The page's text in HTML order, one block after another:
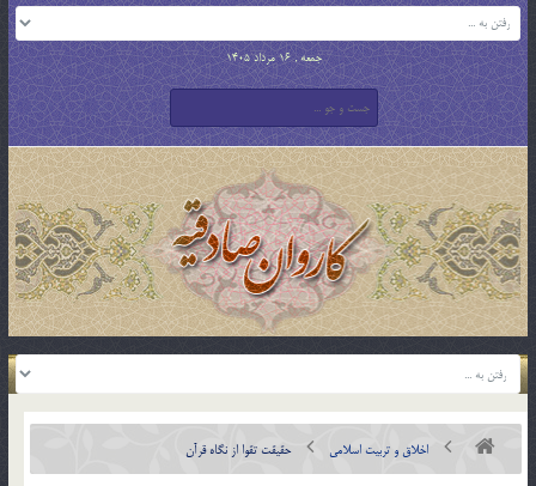
جمعه , 16 مرداد 1405
اخلاق و تربیت اسلامی حقيقت تقوا از نگاه قرآن